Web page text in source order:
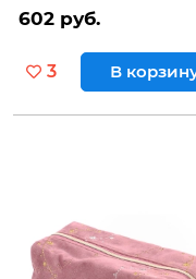
602 руб.
3 В